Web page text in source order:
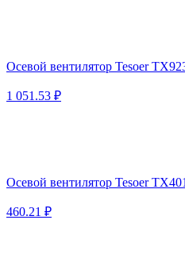
Осевой вентилятор Tesoer
1 051.53 ₽
Осевой вентилятор Tesoer
460.21 ₽